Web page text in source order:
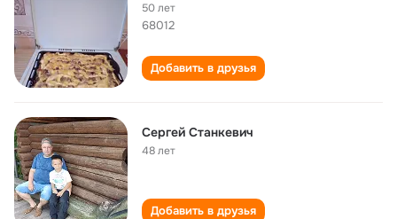
50 лет
68012
Добавить в друзья
Сергей Станкевич
48 лет
Добавить в друзья